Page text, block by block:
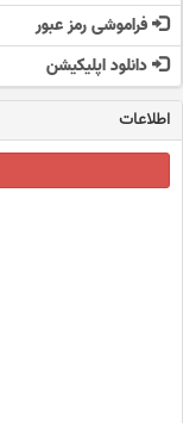
فراموشی رمز عبور
دانلود اپلیکیشن
اطلاعات